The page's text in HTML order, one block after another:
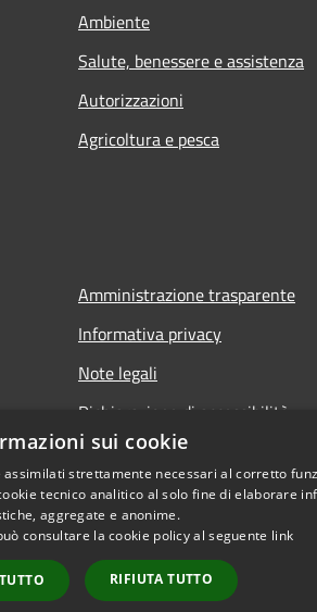
Ambiente
Salute, benessere e assistenza
Autorizzazioni
Agricoltura e pesca
Amministrazione trasparente
Informativa privacy
Note legali
Dichiarazione di accessibilità
sui cookie
strettamente necessari al corretto
tecnico analitico al solo fine di elaborare
aggregate e anonime.
consultare la cookie policy al seguente link
RIFIUTA TUTTO